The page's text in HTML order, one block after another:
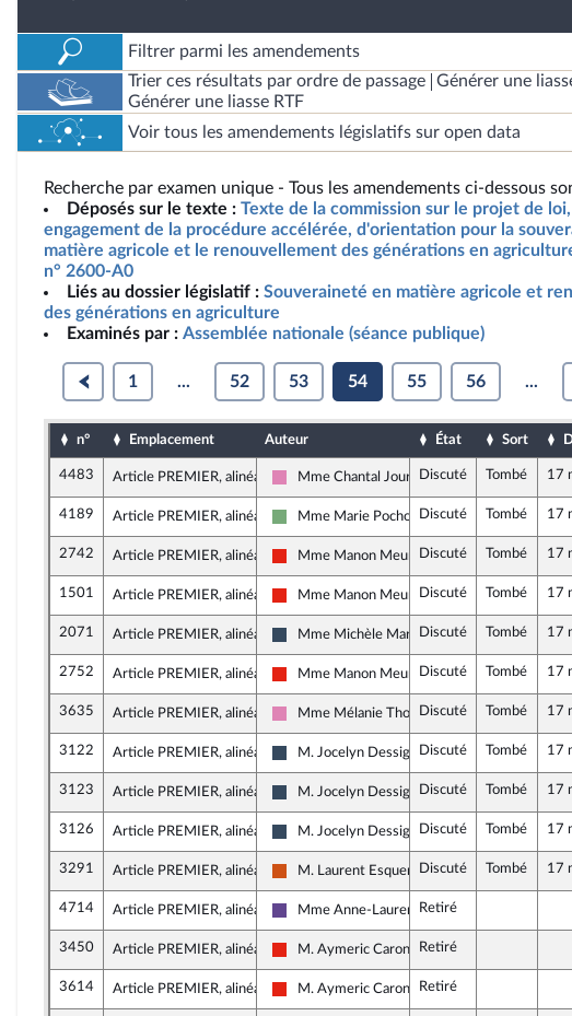
Filtrer parmi les amendements
Trier ces résultats par ordre de passage
Générer une
Générer une liasse RTF
Voir tous les amendements législatifs sur open data
Recherche par examen unique - Tous les amendements ci-dessous
Déposés sur le texte : Texte de la commission sur le projet de
engagement de la procédure accélérée, d'orientation pour la
matière agricole et le renouvellement des générations en
n° 2600-A0
Liés au dossier législatif : Souveraineté en matière agricole et
des générations en agriculture
Examinés par : Assemblée nationale (séance publique)
1 ... 52 53 54 55 56 ...
n° Emplacement Auteur État Sort
4483 Article PREMIER, alinéa 17
Socialistes et apparentés
Mme Chantal JourdanDiscuté Tombé 17
4189 Article PREMIER, alinéa 17
Écologiste - NUPES
Mme Marie Pochon Discuté Tombé 17
2742 Article PREMIER, alinéa 17
La France insoumise - Nouvelle Union
Mme Manon MeunierDiscuté Tombé 17
1501 Article PREMIER, alinéa 17
La France insoumise - Nouvelle Union
Mme Manon MeunierDiscuté Tombé 17
2071 Article PREMIER, alinéa 17
Rassemblement National
Mme Michèle MartinezDiscuté Tombé 17
2752 Article PREMIER, alinéa 17
La France insoumise - Nouvelle Union
Mme Manon MeunierDiscuté Tombé 17
3635 Article PREMIER, alinéa 17
Socialistes et apparentés
Mme Mélanie ThominDiscuté Tombé 17
3122 Article PREMIER, alinéa 17
Rassemblement National
M. Jocelyn DessignyDiscuté Tombé 17
3123 Article PREMIER, alinéa 17
Rassemblement National
M. Jocelyn DessignyDiscuté Tombé 17
3126 Article PREMIER, alinéa 17
Rassemblement National
M. Jocelyn DessignyDiscuté Tombé 17
3291 Article PREMIER, alinéa 17
Démocrate (MoDem et Indépendants)
M. Laurent Esquenet-Goxes
Discuté Tombé 17
4714 Article PREMIER, alinéa 17
Renaissance
Mme Anne-Laurence Petel
Retiré
3450 Article PREMIER, alinéa 18
La France insoumise - Nouvelle Union
M. Aymeric Caron Retiré
3614 Article PREMIER, alinéa 18
La France insoumise - Nouvelle Union
M. Aymeric Caron Retiré